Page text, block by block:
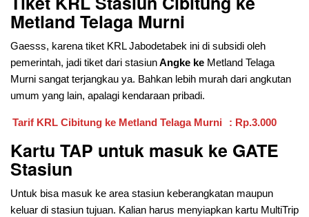
Metland Telaga Murni
Gaesss, karena tiket KRL Jabodetabek ini di subsidi oleh
pemerintah, jadi tiket dari stasiunAngke ke Metland Telaga
Murni sangat terjangkau ya. Bahkan lebih murah dari angkutan
umum yang lain, apalagi kendaraan pribadi.
Tarif KRL Cibitung ke Metland Telaga Murni : Rp.3.000
Kartu TAP untuk masuk ke GATE
Stasiun
Untuk bisa masuk ke area stasiun keberangkatan maupun
keluar di stasiun tujuan. Kalian harus menyiapkan kartu MultiTrip